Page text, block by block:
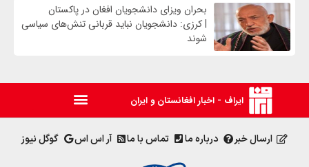
بحران ویزای دانشجویان افغان در پاکستان
| کرزی: دانشجویان نباید قربانی تنش‌های سیاسی
شوند
ایراف - اخبار افغانستان و ایران
ارسال خبر درباره ما تماس با ما آر اس اس گوگل نیوز